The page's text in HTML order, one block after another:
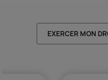
EXERCER MON